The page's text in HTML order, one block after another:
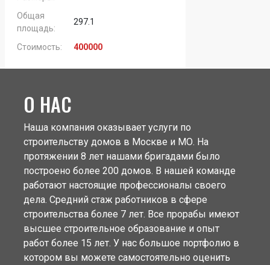
Общая
площадь:
297.1
Стоимость: 400000
О НАС
Наша компания оказывает услуги по
строительству домов в Москве и МО. На
протяжении 8 лет нашами бригадами было
построено более 200 домов. В нашей команде
работают настоящие профессионалы своего
дела. Средний стаж работников в сфере
строительства более 7 лет. Все прорабы имеют
высшее строительное образование и опыт
работ более 15 лет. У нас большое портфолио в
котором вы можете самостоятельно оценить